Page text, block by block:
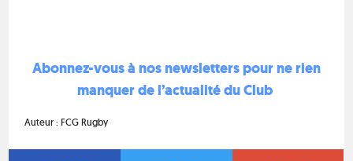
Abonnez-vous à nos newsletters pour ne rien
manquer de l’actualité du Club
Auteur :FCG Rugby